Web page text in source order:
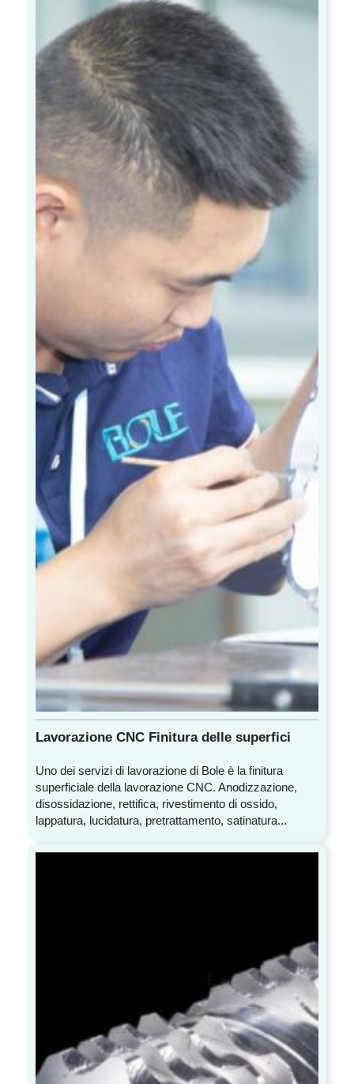
Lavorazione CNC Finitura delle superfici
Uno dei servizi di lavorazione di Bole è la finitura
superficiale della lavorazione CNC. Anodizzazione,
disossidazione, rettifica, rivestimento di ossido,
lappatura, lucidatura, pretrattamento, satinatura...